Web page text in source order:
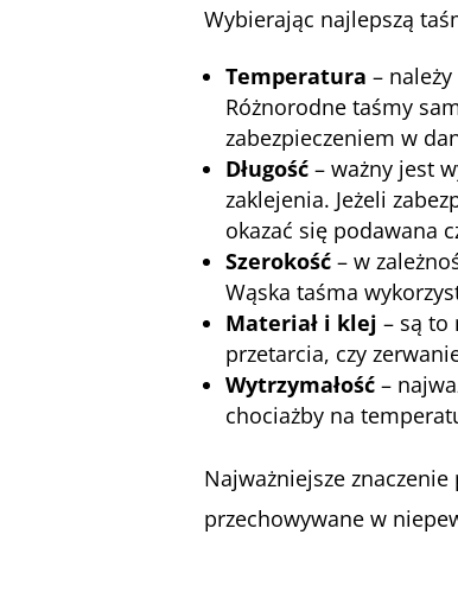
Wybierając najlepszą
Temperatura –
Różnorodne taśmy
zabezpieczeniem w
Długość – ważny jest
zaklejenia. Jeżeli
okazać się podawana
Szerokość – w
Wąska taśma
Materiał i klej – są to
przetarcia, czy
Wytrzymałość –
chociażby na
Najważniejsze
przechowywane w